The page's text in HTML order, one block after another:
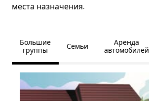
места назначения.
Большие
группы
Семьи
Аренда
автомобилей